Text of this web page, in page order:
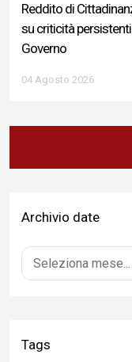
Reddito di
su criticità
Governo
04 Agosto 2026
Sigismondi, Liris e
Ministro Roccella e
Terminal bus
04 Agosto 2026
della comunità»
Archivio date
Tags